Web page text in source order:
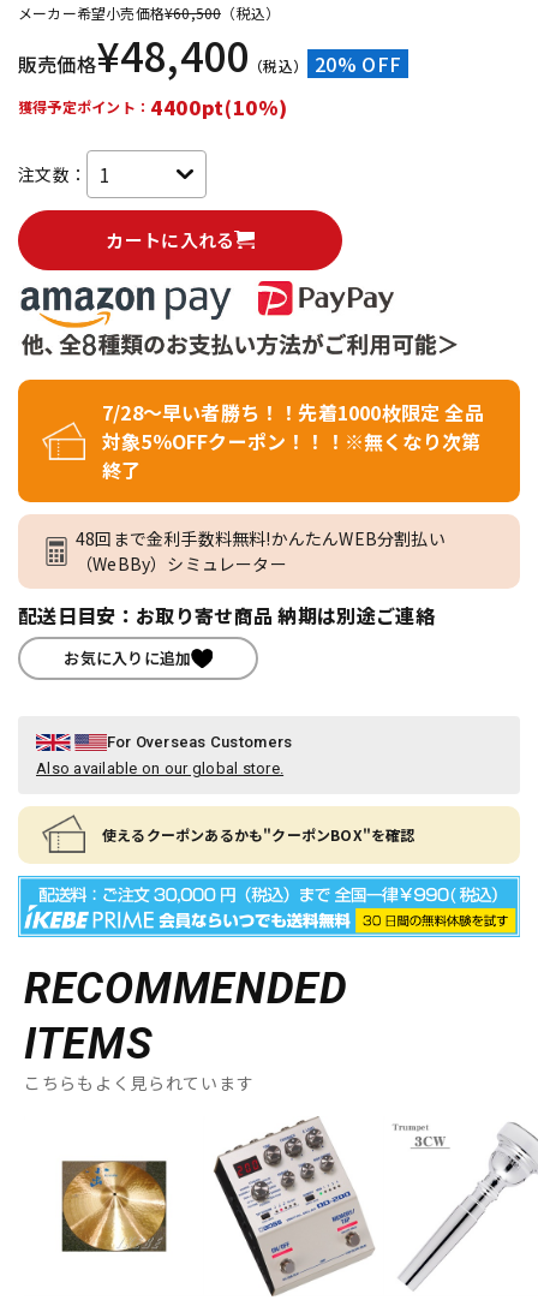
メーカー希望小売価格¥60,500 （税込）
販売価格¥48,400 （税込） 20% OFF
獲得予定ポイント： 4400pt(10%)
注文数：
カートに入れる
7/28～早い者勝ち！！先着1000枚限定 全品
対象5％OFFクーポン！！！※無くなり次第
終了
48回まで金利手数料無料!かんたんWEB分割払い
（WeBBy）シミュレーター
配送日目安：お取り寄せ商品 納期は別途ご連絡
お気に入りに追加
For Overseas Customers
Also available on our global store.
使えるクーポンあるかも"クーポンBOX"を確認
RECOMMENDED
ITEMS
こちらもよく見られています